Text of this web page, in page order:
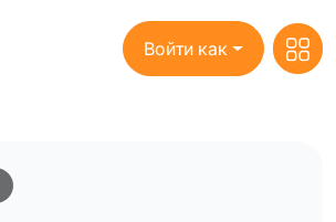
Войти как